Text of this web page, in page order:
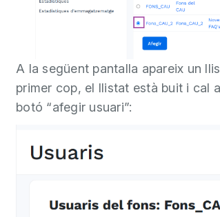
A la següent pantalla apareix un
primer cop, el llistat està buit i cal
botó “afegir usuari”: